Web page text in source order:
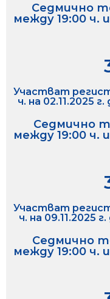
Седмично
между 19:00 ч.
Участват
ч. на 02.11.2025
Седмично
между 19:00 ч.
Участват
ч. на 09.11.2025
Седмично
между 19:00 ч.